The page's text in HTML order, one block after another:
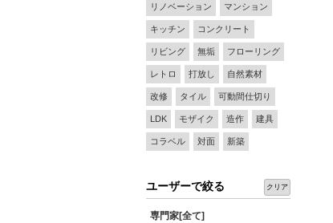
リノベーション マンション
キッチン コンクリート
リビング 無垢 フローリング
レトロ 打放し 自然素材
改修 タイル 可動間仕切り
LDK モザイク 造作 建具
コラベル 対面 新築
ユーザーで絞る クリア
専門家[全て]